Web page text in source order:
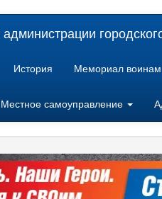
История Мемориал воинам
Местное самоуправление